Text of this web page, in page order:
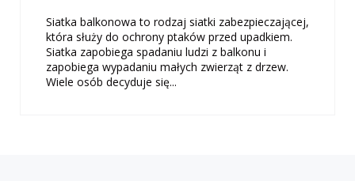
Siatka balkonowa to rodzaj siatki zabezpieczającej,
która służy do ochrony ptaków przed upadkiem.
Siatka zapobiega spadaniu ludzi z balkonu i
zapobiega wypadaniu małych zwierząt z drzew.
Wiele osób decyduje się...